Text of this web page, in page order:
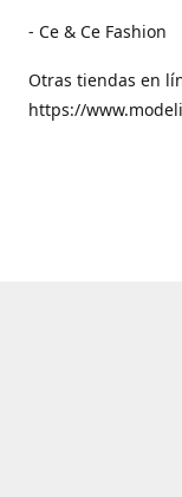
- Ce & Ce Fashion
Otras tiendas en
https://